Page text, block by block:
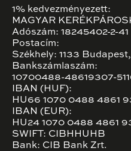
1% kedvezményezett:
MAGYAR
Adószám: 18245402-2-41
Postacím:
Székhely: 1133
Bankszámlaszám:
10700488-48619307-
IBAN (HUF):
HU66 1070 0488 4861
IBAN (EUR):
HU24 1070 0488 4861
SWIFT: CIBHHUHB
Bank: CIB Bank Zrt.